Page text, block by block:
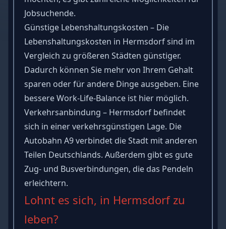
Jobsuchende.
Günstige Lebenshaltungskosten – Die
Lebenshaltungskosten in Hermsdorf sind im
Vergleich zu größeren Städten günstiger.
Dadurch können Sie mehr von Ihrem Gehalt
sparen oder für andere Dinge ausgeben. Eine
bessere Work-Life-Balance ist hier möglich.
Verkehrsanbindung – Hermsdorf befindet
sich in einer verkehrsgünstigen Lage. Die
Autobahn A9 verbindet die Stadt mit anderen
Teilen Deutschlands. Außerdem gibt es gute
Zug- und Busverbindungen, die das Pendeln
erleichtern.
Lohnt es sich, in Hermsdorf zu
leben?